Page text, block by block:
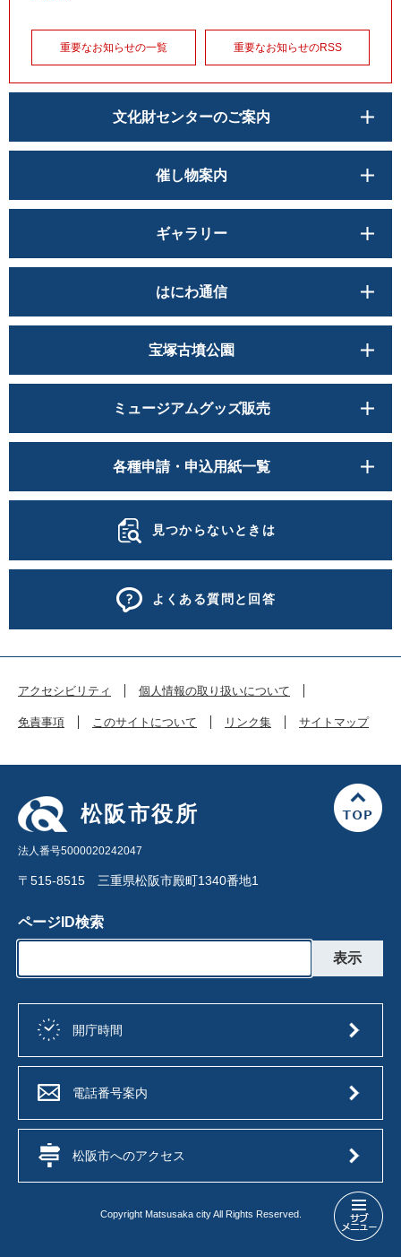
文
重要なお知らせの一覧 重要なお知らせのRSS
文化財センターのご案内
催し物案内
ギャラリー
はにわ通信
宝塚古墳公園
ミュージアムグッズ販売
各種申請・申込用紙一覧
見つからないときは
よくある質問と回答
アクセシビリティ 個人情報の取り扱いについて
免責事項 このサイトについて リンク集 サイトマップ
松阪市役所
法人番号5000020242047
〒515-8515 三重県松阪市殿町1340番地1
ページID検索
開庁時間
電話番号案内
松阪市へのアクセス
Copyright Matsusaka city All Rights Reserved.